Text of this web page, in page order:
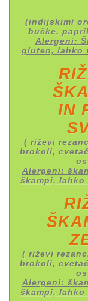
(indijskimi
bučke,
Alergeni:
gluten, lahko
IN
( riževi
brokoli,
Alergeni:
škampi,
( riževi
brokoli,
Alergeni:
škampi,